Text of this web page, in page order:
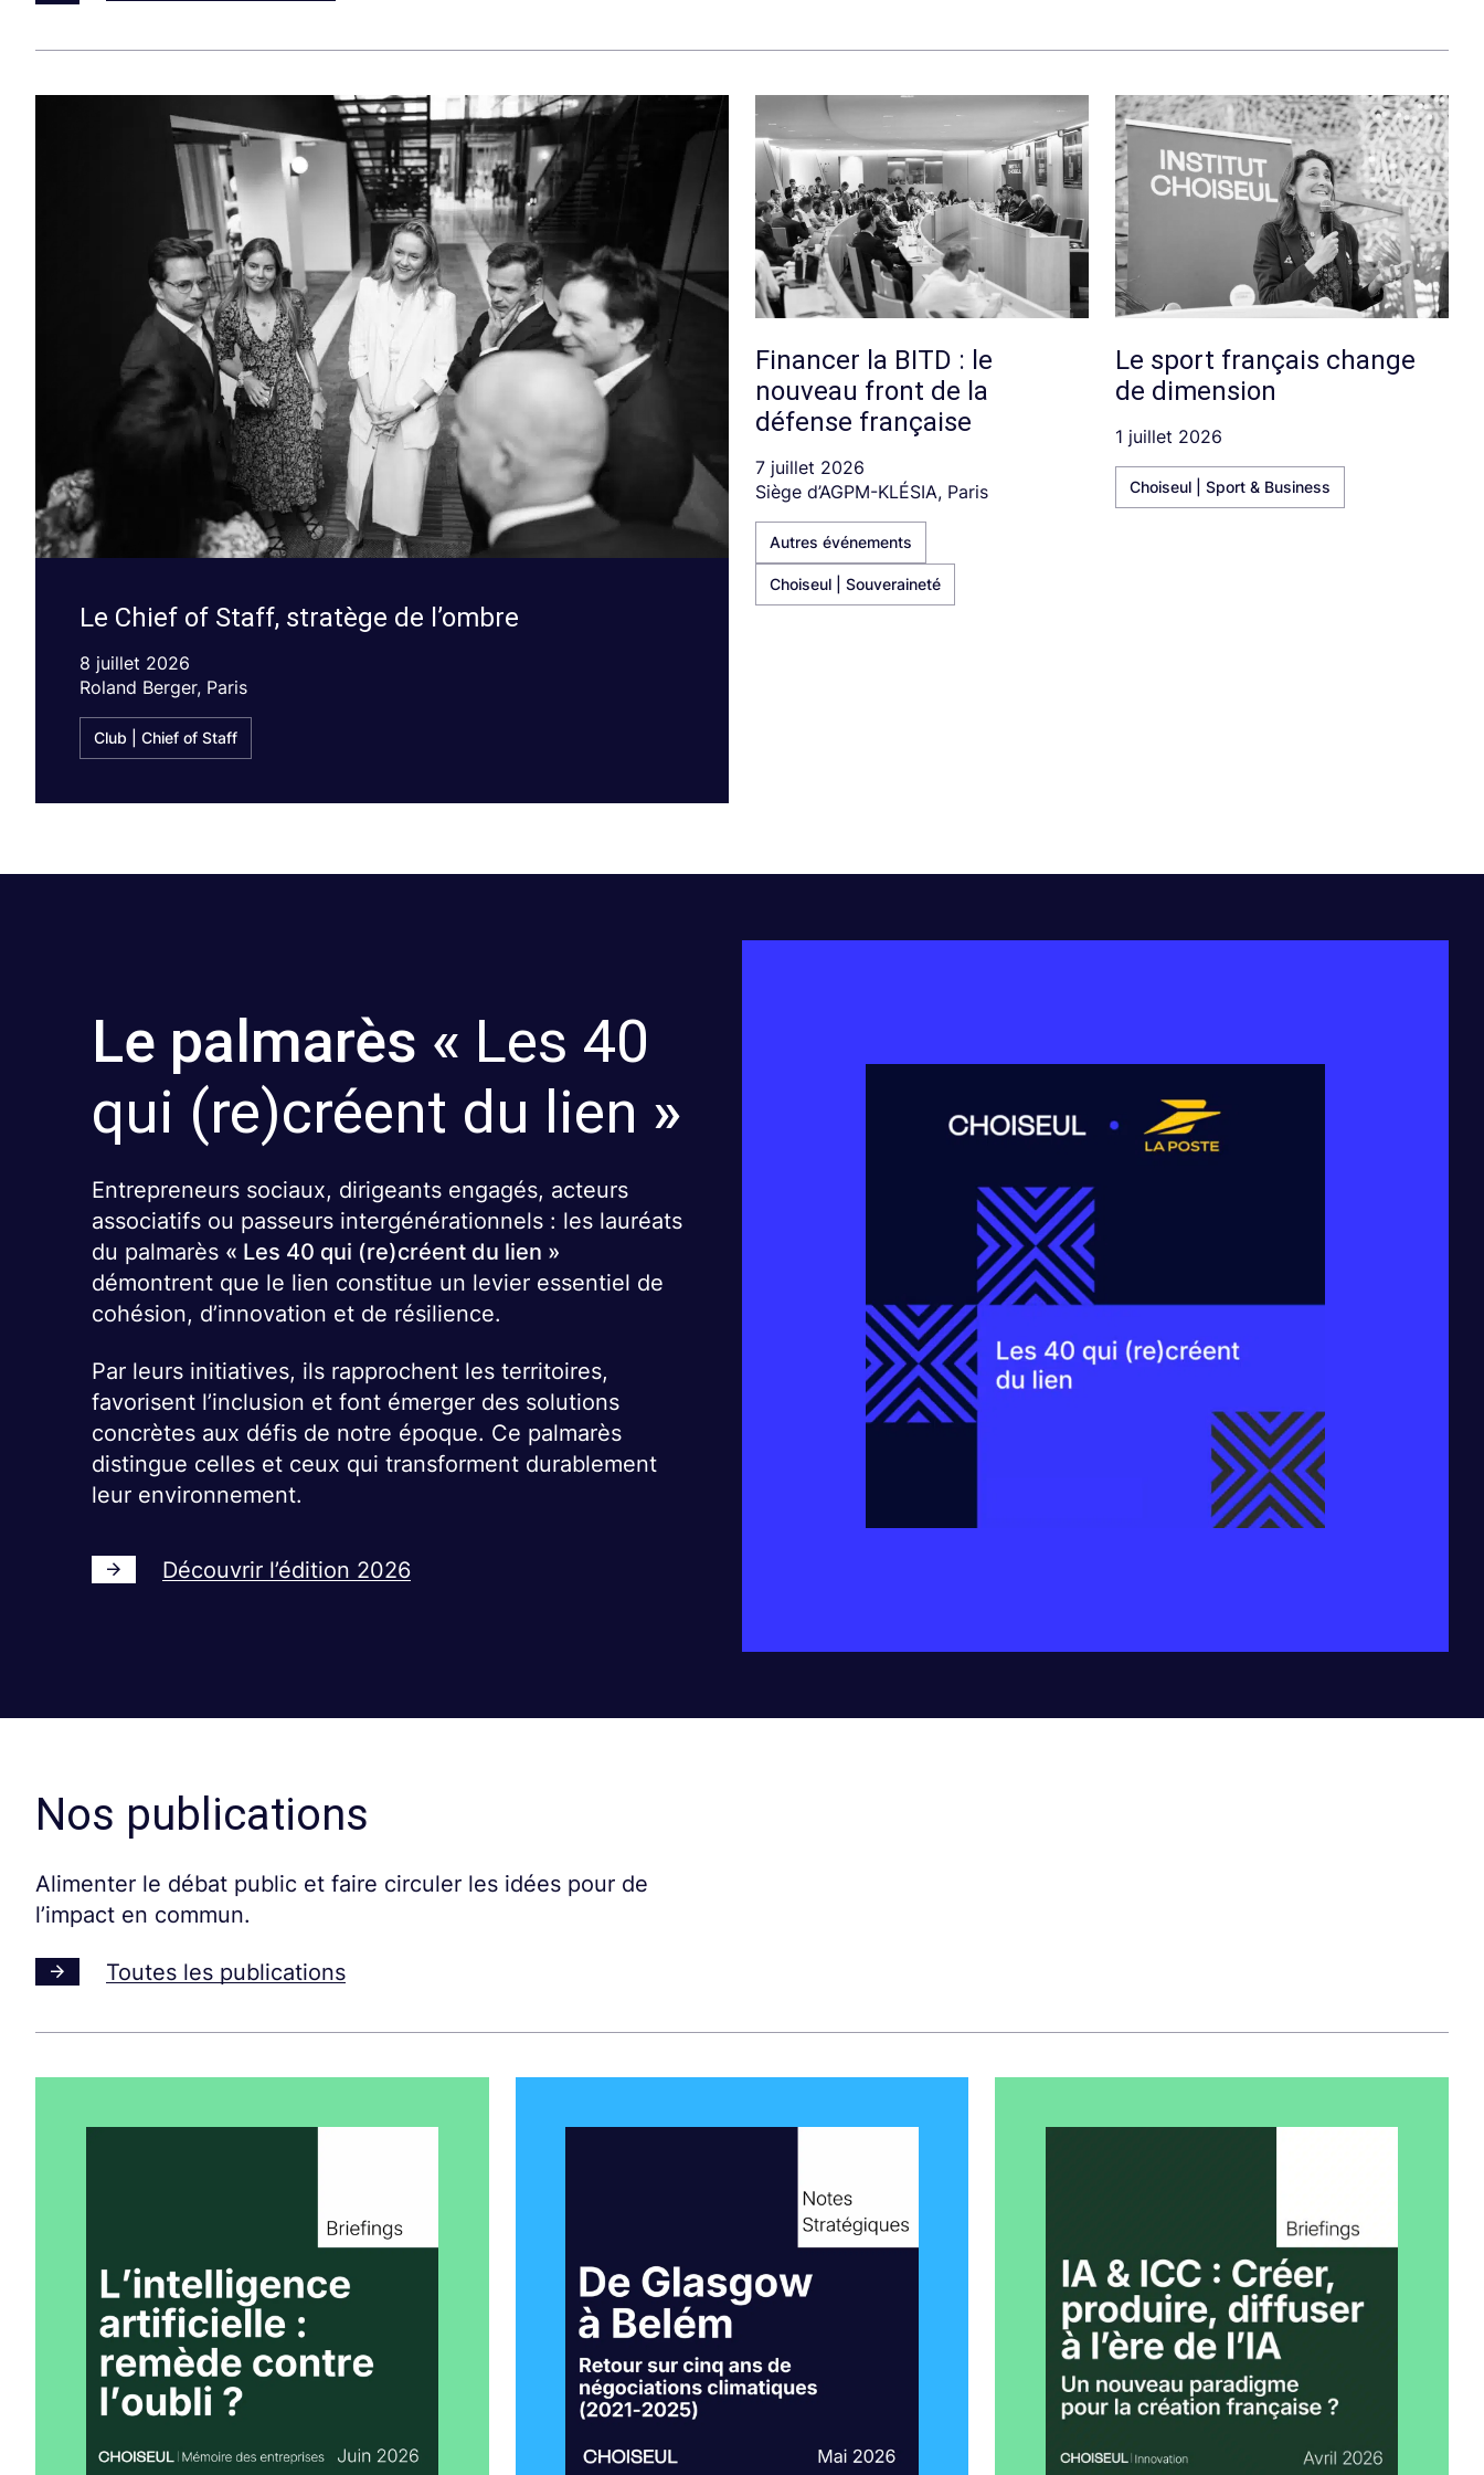
Le Chief of Staff, stratège de l’ombre
8 juillet 2026
Roland Berger, Paris
Club | Chief of Staff
Financer la BITD : le
nouveau front de la
défense française
7 juillet 2026
Siège d’AGPM-KLÉSIA, Paris
Autres événements
Choiseul | Souveraineté
Le sport français change
de dimension
1 juillet 2026
Choiseul | Sport & Business
Le palmarès « Les 40
qui (re)créent du lien »
Entrepreneurs sociaux, dirigeants engagés, acteurs
associatifs ou passeurs intergénérationnels : les lauréats
du palmarès « Les 40 qui (re)créent du lien »
démontrent que le lien constitue un levier essentiel de
cohésion, d’innovation et de résilience.
Par leurs initiatives, ils rapprochent les territoires,
favorisent l’inclusion et font émerger des solutions
concrètes aux défis de notre époque. Ce palmarès
distingue celles et ceux qui transforment durablement
leur environnement.
Découvrir l’édition 2026
Nos publications
Alimenter le débat public et faire circuler les idées pour de
l’impact en commun.
Toutes les publications